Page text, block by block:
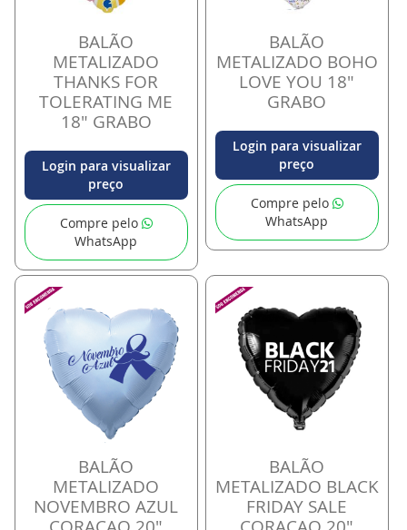
BALÃO
METALIZADO
THANKS FOR
TOLERATING ME
18" GRABO
Login para visualizar
preço
Compre pelo
WhatsApp
BALÃO
METALIZADO BOHO
LOVE YOU 18"
GRABO
Login para visualizar
preço
Compre pelo
WhatsApp
BALÃO
METALIZADO
NOVEMBRO AZUL
BALÃO
METALIZADO BLACK
FRIDAY SALE